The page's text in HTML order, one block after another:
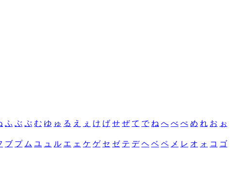
ふ ぶ ぷ む ゆ ゅ る え ぇ け げ せ ぜ て で ね へ べ ぺ め れ お ぉ
ブ プ ム ユ ュ ル エ ェ ケ ゲ セ ゼ テ デ ヘ ベ ペ メ レ オ ォ コ ゴ